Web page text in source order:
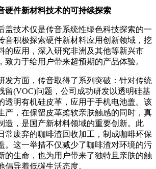
硬件新材料技术的可持续探索
盖技术仅是传音系统性绿色科技探索的一
音积极探索硬件新材料应用创新领域，挖
的应用，深入研究非洲及其他等新兴市
致力于给用户带来超预期的产品体验。
发方面，传音取得了系列突破：针对传统
留(VOC)问题，公司成功研发以透明硅基
透明有机硅皮革，应用于手机电池盖。该
产，在保留皮革柔软亲肤触感的同时，真
造，是国产新材料领域的重要创新。此
常废弃的咖啡渣回收加工，制成咖啡环保
。这一举措不仅减少了咖啡渣对环境的污
的生命，也为用户带来了独特且亲肤的触
倡导着低碳生活态度。